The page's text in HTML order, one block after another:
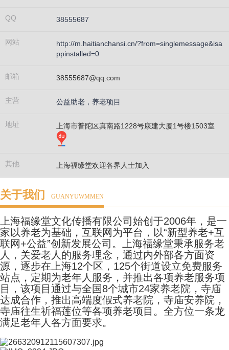
QQ 38555687
网站
http://m.haitianchansi.cn/?from=singlemessage&isa
ppinstalled=0
邮箱 38555687@qq.com
主营 公益助老，养老项目
地址 上海市普陀区真南路1228号康建大厦1号楼1503室
其他 上海福缘堂欢迎各界人士加入
关于我们 GUANYUWMMEN
上海福缘堂文化传播有限公司始创于2006年，是一
家以养老为基础，互联网为平台，以“新型养老+互
联网+公益”创新发展公司。上海福缘堂秉承服务老
人，关爱老人的服务理念，通过内外部各方面资
源，逐步在上海12个区，125个街道设立免费服务
站点，定期为老年人服务，并推出各项养老服务项
目，该项目通过与全国8个城市24家养老院，寺庙
达成合作，推出高端度假式养老院，寺庙安养院，
寺庙往生祈福莲位等各项养老项目。全方位一条龙
满足老年人各方面要求。